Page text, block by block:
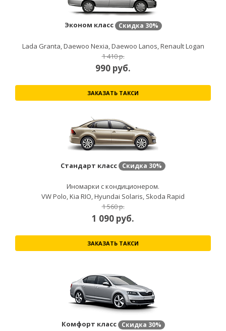
Эконом класс Скидка 30%
Lada Granta, Daewoo Nexia, Daewoo Lanos, Renault Logan
1 410 р.
990 руб.
ЗАКАЗАТЬ ТАКСИ
Стандарт класс Скидка 30%
Иномарки с кондиционером.
VW Polo, Kia RIO, Hyundai Solaris, Skoda Rapid
1 560 р.
1 090 руб.
ЗАКАЗАТЬ ТАКСИ
Комфорт класс Скидка 30%